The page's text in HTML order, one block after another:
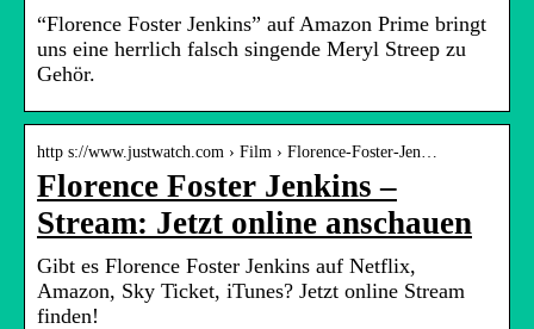
“Florence Foster Jenkins” auf Amazon Prime bringt
uns eine herrlich falsch singende Meryl Streep zu
Gehör.
http s://www.justwatch.com › Film › Florence-Foster-Jen…
Florence Foster Jenkins –
Stream: Jetzt online anschauen
Gibt es Florence Foster Jenkins auf Netflix,
Amazon, Sky Ticket, iTunes? Jetzt online Stream
finden!